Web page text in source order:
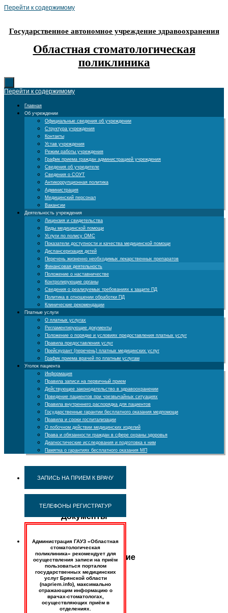
Перейти к содержимому
Государственное автономное учреждение здравоохранения
Областная стоматологическая
поликлиника
Перейти к содержимому
Главная
Об учреждении
Официальные сведения об учреждении
Структура учреждения
Контакты
Устав учреждения
Режим работы учреждения
График приема граждан администрацией учреждения
Сведения об учредителе
Сведения о СОУТ
Антикоррупционная политика
Администрация
Медицинский персонал
Вакансии
Деятельность учреждения
Лицензия и свидетельства
Виды медицинской помощи
Услуги по полису ОМС
Показатели доступности и качества медицинской помощи
Диспансеризация детей
Перечень жизненно необходимых лекарственных препаратов
Финансовая деятельность
Положение о наставничестве
Контролирующие органы
Cведения о реализуемых требованиях к защите ПД
Политика в отношении обработки ПД
Клинические рекомендации
Платные услуги
О платных услугах
Регламентирующие документы
Положение о порядке и условиях предоставления платных услуг
Правила предоставления услуг
Прейскурант (перечень) платных медицинских услуг
График приема врачей по платным услугам
Уголок пациента
Информация
Правила записи на первичный прием
Действующее законодательство в здравоохранении
Поведение пациентов при чрезвычайных ситуациях
Правила внутреннего распорядка для пациентов
Государственные гарантии бесплатного оказания медпомощи
Правила и сроки госпитализации
О побочном действии медицинских изделий
Права и обязанности граждан в сфере охраны здоровья
Диагностические исследования и подготовка к ним
Памятка о гарантиях бесплатного оказания МП
Финансовая
Документы
и
сведения,
характеризующие
финансовую
деятельность
Приказ
№103/
ЗАПИСЬ НА ПРИЕМ К ВРАЧУ
ТЕЛЕФОНЫ РЕГИСТРАТУР
Администрация ГАУЗ «Областная
стоматологическая
поликлиника» рекомендует для
осуществления записи на приём
пользоваться порталом
государственных медицинских
услуг Брянской области
(napriem.info), максимально
отражающим информацию о
врачах-стоматологах,
осуществляющих приём в
отделениях.